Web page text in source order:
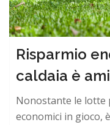
Risparmio
caldaia è
Nonostante le lotte
economici in gioco,